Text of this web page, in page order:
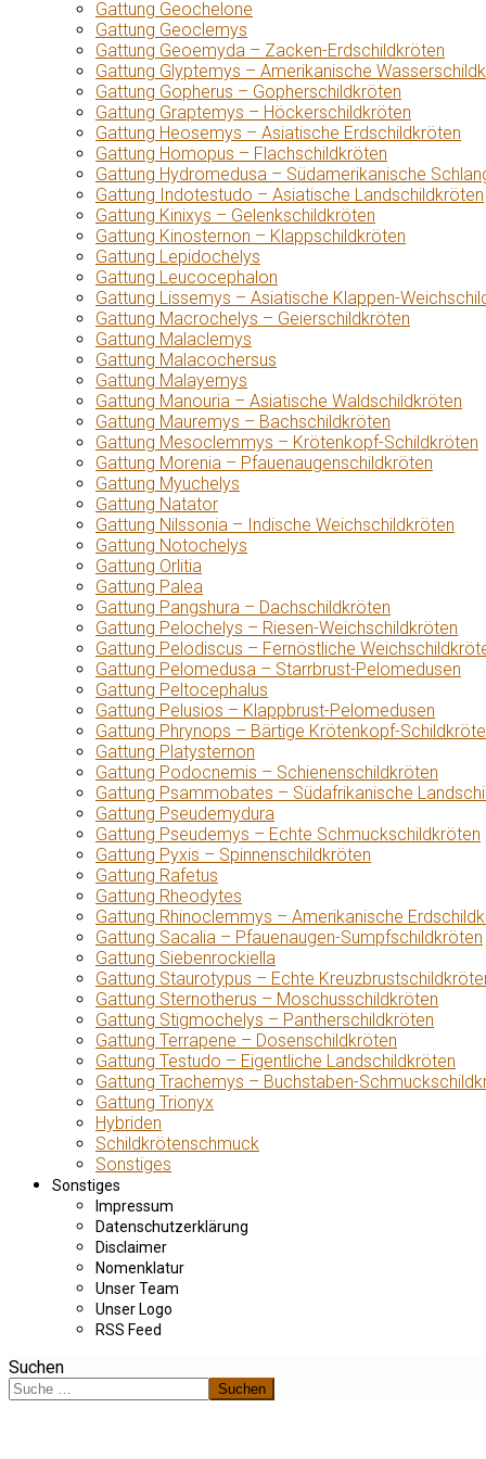
Gattung Geochelone
Gattung Geoclemys
Gattung Geoemyda – Zacken-Erdschildkröten
Gattung Glyptemys – Amerikanische
Gattung Gopherus – Gopherschildkröten
Gattung Graptemys – Höckerschildkröten
Gattung Heosemys – Asiatische Erdschildkröten
Gattung Homopus – Flachschildkröten
Gattung Hydromedusa – Südamerikanische
Gattung Indotestudo – Asiatische Landschildkröten
Gattung Kinixys – Gelenkschildkröten
Gattung Kinosternon – Klappschildkröten
Gattung Lepidochelys
Gattung Leucocephalon
Gattung Lissemys – Asiatische Klappen-
Gattung Macrochelys – Geierschildkröten
Gattung Malaclemys
Gattung Malacochersus
Gattung Malayemys
Gattung Manouria – Asiatische Waldschildkröten
Gattung Mauremys – Bachschildkröten
Gattung Mesoclemmys – Krötenkopf-Schildkröten
Gattung Morenia – Pfauenaugenschildkröten
Gattung Myuchelys
Gattung Natator
Gattung Nilssonia – Indische Weichschildkröten
Gattung Notochelys
Gattung Orlitia
Gattung Palea
Gattung Pangshura – Dachschildkröten
Gattung Pelochelys – Riesen-Weichschildkröten
Gattung Pelodiscus – Fernöstliche
Gattung Pelomedusa – Starrbrust-Pelomedusen
Gattung Peltocephalus
Gattung Pelusios – Klappbrust-Pelomedusen
Gattung Phrynops – Bärtige Krötenkopf-
Gattung Platysternon
Gattung Podocnemis – Schienenschildkröten
Gattung Psammobates – Südafrikanische
Gattung Pseudemydura
Gattung Pseudemys – Echte Schmuckschildkröten
Gattung Pyxis – Spinnenschildkröten
Gattung Rafetus
Gattung Rheodytes
Gattung Rhinoclemmys – Amerikanische
Gattung Sacalia – Pfauenaugen-Sumpfschildkröten
Gattung Siebenrockiella
Gattung Staurotypus – Echte
Gattung Sternotherus – Moschusschildkröten
Gattung Stigmochelys – Pantherschildkröten
Gattung Terrapene – Dosenschildkröten
Gattung Testudo – Eigentliche Landschildkröten
Gattung Trachemys – Buchstaben-
Gattung Trionyx
Hybriden
Schildkrötenschmuck
Sonstiges
Sonstiges
Impressum
Datenschutzerklärung
Disclaimer
Nomenklatur
Unser Team
Unser Logo
RSS Feed
Suchen
Suchen